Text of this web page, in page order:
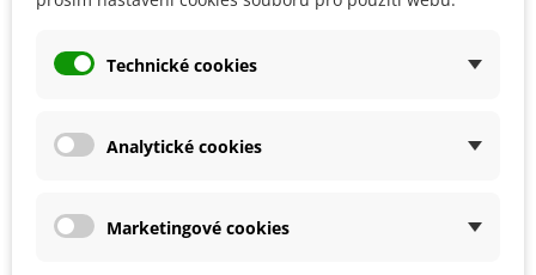
Technické cookies
Analytické cookies
Marketingové cookies